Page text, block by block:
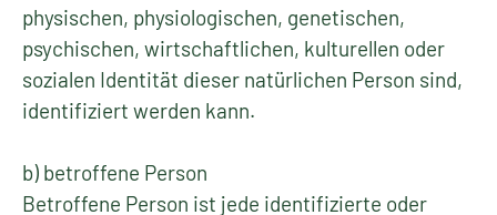
physischen, physiologischen, genetischen,
psychischen, wirtschaftlichen, kulturellen oder
sozialen Identität dieser natürlichen Person sind,
identifiziert werden kann.
b) betroffene Person
Betroffene Person ist jede identifizierte oder